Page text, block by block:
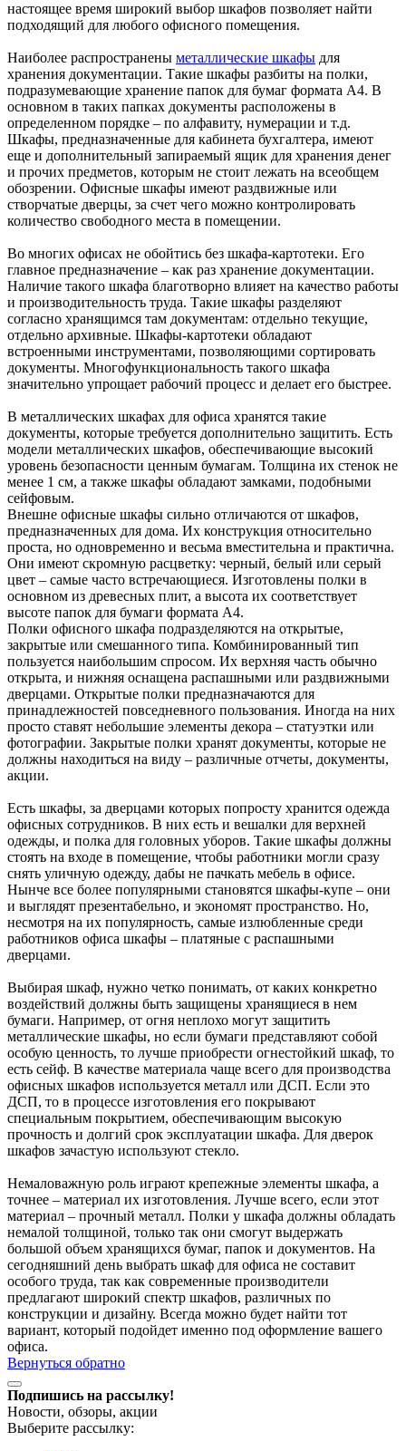
настоящее время широкий выбор шкафов позволяет найти
подходящий для любого офисного помещения.
Наиболее распространены металлические шкафы для
хранения документации. Такие шкафы разбиты на полки,
подразумевающие хранение папок для бумаг формата А4. В
основном в таких папках документы расположены в
определенном порядке – по алфавиту, нумерации и т.д.
Шкафы, предназначенные для кабинета бухгалтера, имеют
еще и дополнительный запираемый ящик для хранения денег
и прочих предметов, которым не стоит лежать на всеобщем
обозрении. Офисные шкафы имеют раздвижные или
створчатые дверцы, за счет чего можно контролировать
количество свободного места в помещении.
Во многих офисах не обойтись без шкафа-картотеки. Его
главное предназначение – как раз хранение документации.
Наличие такого шкафа благотворно влияет на качество работы
и производительность труда. Такие шкафы разделяют
согласно хранящимся там документам: отдельно текущие,
отдельно архивные. Шкафы-картотеки обладают
встроенными инструментами, позволяющими сортировать
документы. Многофункциональность такого шкафа
значительно упрощает рабочий процесс и делает его быстрее.
В металлических шкафах для офиса хранятся такие
документы, которые требуется дополнительно защитить. Есть
модели металлических шкафов, обеспечивающие высокий
уровень безопасности ценным бумагам. Толщина их стенок не
менее 1 см, а также шкафы обладают замками, подобными
сейфовым.
Внешне офисные шкафы сильно отличаются от шкафов,
предназначенных для дома. Их конструкция относительно
проста, но одновременно и весьма вместительна и практична.
Они имеют скромную расцветку: черный, белый или серый
цвет – самые часто встречающиеся. Изготовлены полки в
основном из древесных плит, а высота их соответствует
высоте папок для бумаги формата А4.
Полки офисного шкафа подразделяются на открытые,
закрытые или смешанного типа. Комбинированный тип
пользуется наибольшим спросом. Их верхняя часть обычно
открыта, и нижняя оснащена распашными или раздвижными
дверцами. Открытые полки предназначаются для
принадлежностей повседневного пользования. Иногда на них
просто ставят небольшие элементы декора – статуэтки или
фотографии. Закрытые полки хранят документы, которые не
должны находиться на виду – различные отчеты, документы,
акции.
Есть шкафы, за дверцами которых попросту хранится одежда
офисных сотрудников. В них есть и вешалки для верхней
одежды, и полка для головных уборов. Такие шкафы должны
стоять на входе в помещение, чтобы работники могли сразу
снять уличную одежду, дабы не пачкать мебель в офисе.
Нынче все более популярными становятся шкафы-купе – они
и выглядят презентабельно, и экономят пространство. Но,
несмотря на их популярность, самые излюбленные среди
работников офиса шкафы – платяные с распашными
дверцами.
Выбирая шкаф, нужно четко понимать, от каких конкретно
воздействий должны быть защищены хранящиеся в нем
бумаги. Например, от огня неплохо могут защитить
металлические шкафы, но если бумаги представляют собой
особую ценность, то лучше приобрести огнестойкий шкаф, то
есть сейф. В качестве материала чаще всего для производства
офисных шкафов используется металл или ДСП. Если это
ДСП, то в процессе изготовления его покрывают
специальным покрытием, обеспечивающим высокую
прочность и долгий срок эксплуатации шкафа. Для дверок
шкафов зачастую используют стекло.
Немаловажную роль играют крепежные элементы шкафа, а
точнее – материал их изготовления. Лучше всего, если этот
материал – прочный металл. Полки у шкафа должны обладать
немалой толщиной, только так они смогут выдержать
большой объем хранящихся бумаг, папок и документов. На
сегодняшний день выбрать шкаф для офиса не составит
особого труда, так как современные производители
предлагают широкий спектр шкафов, различных по
конструкции и дизайну. Всегда можно будет найти тот
вариант, который подойдет именно под оформление вашего
офиса.
Вернуться обратно
Подпишись на рассылку!
Новости, обзоры, акции
Выберите рассылку: